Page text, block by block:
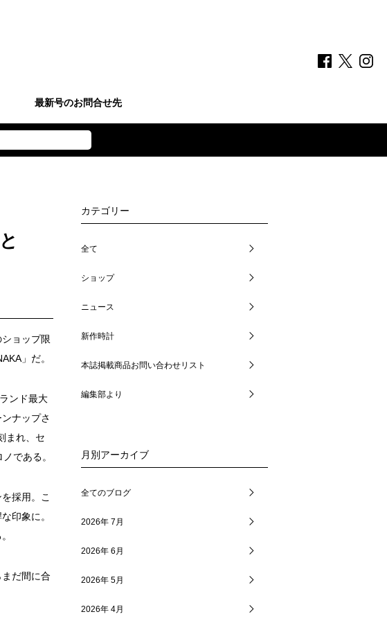
最新号のお問合せ先
ョップ限
」だ。
ンド最大
ナップさ
まれ、セ
である。
採用。こ
印象に。
だ間に合
カテゴリー
全て
ショップ
ニュース
新作時計
本誌掲載商品お問い合わせリスト
編集部より
月別アーカイブ
全てのブログ
2026年 7月
2026年 6月
2026年 5月
2026年 4月